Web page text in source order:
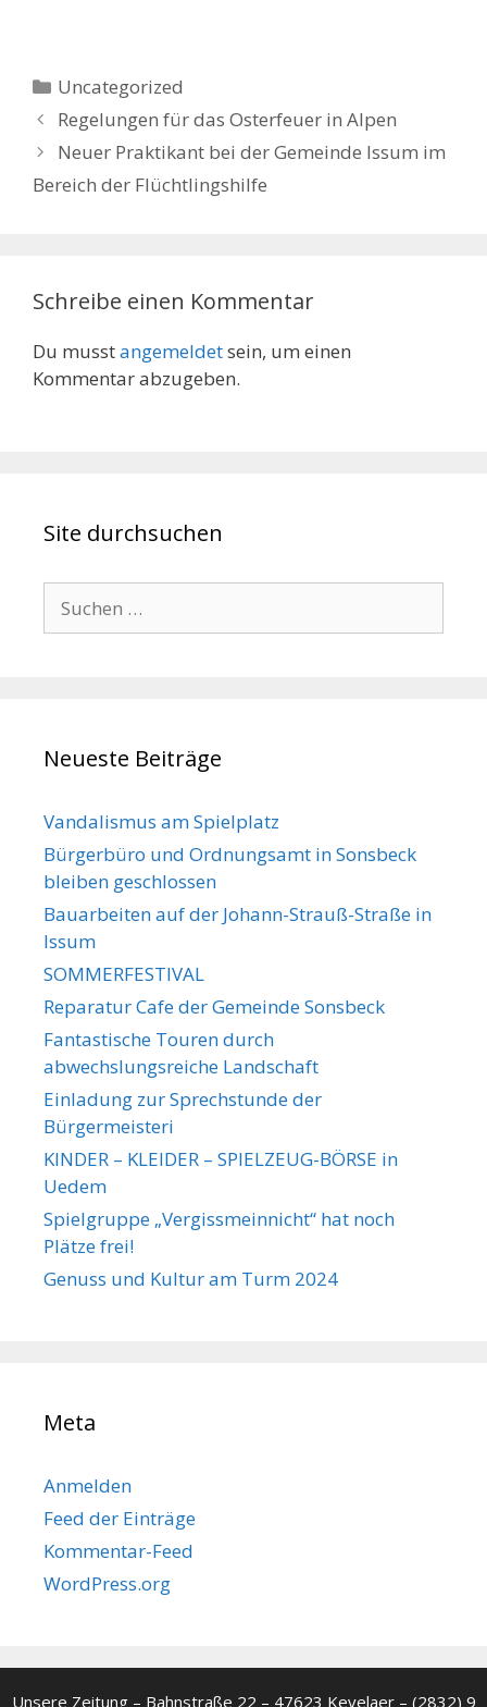
Kategorien
Uncategorized
Regelungen für das Osterfeuer in Alpen
Neuer Praktikant bei der Gemeinde Issum im
Bereich der Flüchtlingshilfe
Schreibe einen Kommentar
Du musstangemeldetsein, um einen
Kommentar abzugeben.
Site durchsuchen
nach:
Neueste Beiträge
Vandalismus am Spielplatz
Bürgerbüro und Ordnungsamt in Sonsbeck
bleiben geschlossen
Bauarbeiten auf der Johann-Strauß-Straße in
Issum
SOMMERFESTIVAL
Reparatur Cafe der Gemeinde Sonsbeck
Fantastische Touren durch
abwechslungsreiche Landschaft
Einladung zur Sprechstunde der
Bürgermeisteri
KINDER – KLEIDER – SPIELZEUG-BÖRSE in
Uedem
Spielgruppe „Vergissmeinnicht“ hat noch
Plätze frei!
Genuss und Kultur am Turm 2024
Meta
Anmelden
Feed der Einträge
Kommentar-Feed
WordPress.org
Unsere Zeitung – Bahnstraße 22 – 47623 Kevelaer – (2832) 9